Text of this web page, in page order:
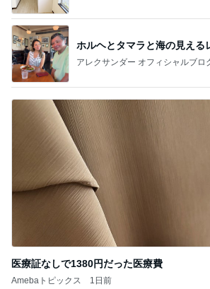
ホルヘとタマラと海の見える
アレクサンダー オフィシャルブロ
医療証なしで1380円だった医療費
Amebaトピックス 1日前